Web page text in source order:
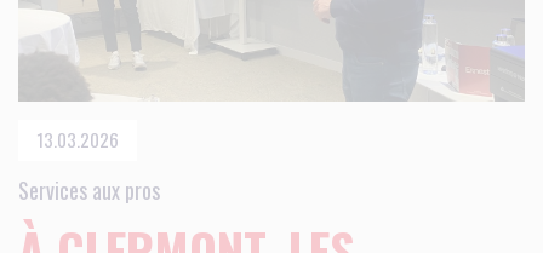
13.03.2026
Services aux pros